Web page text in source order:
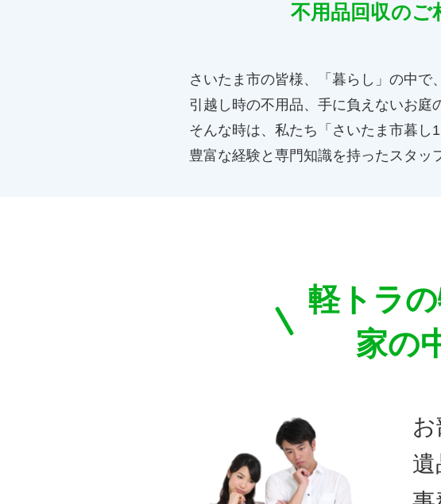
不用品回収のご
さいたま市の皆様、「暮らし」の中で
引越し時の不用品、手に負えないお
そんな時は、私たち「さいたま市暮し
豊富な経験と専門知識を持ったスタッ
軽トラ
家の